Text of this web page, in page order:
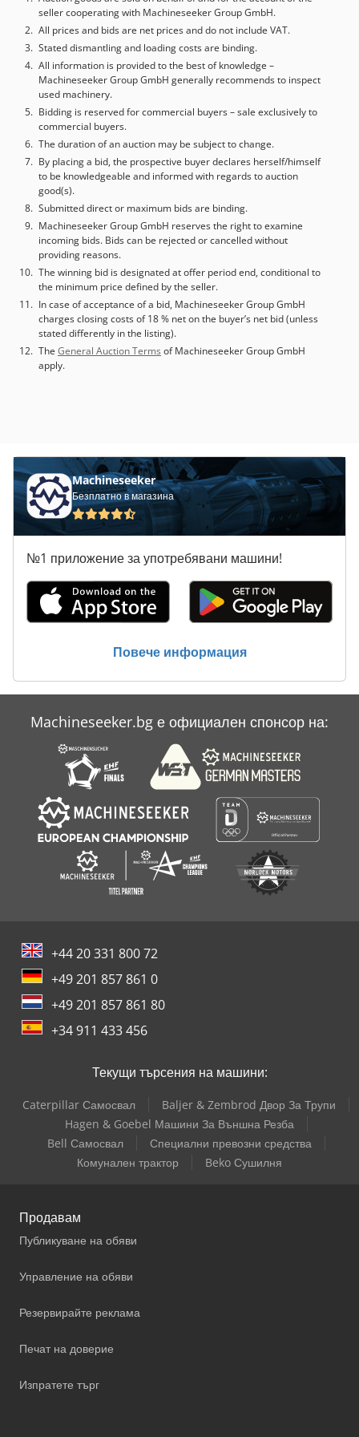
Време за подготовка: ок. 3,5 мин. Макс. консумация на
мощност: Ø ок. 5,9 kW Ел. захранване: 400 V – 3 Ph – 50 Hz
Размери на машината: ок. 3350 x 1300 x 1400 мм (ДxШxВ)
Височина на работната маса: ок. 900 мм Тегло: ок. 620 кг
Размер на смукателния щуцер: Ø 1 x 140 мм
seller cooperating with Machineseeker Group GmbH.
All prices and bids are net prices and do not include VAT.
Stated dismantling and loading costs are binding.
All information is provided to the best of knowledge –
Machineseeker Group GmbH generally recommends to inspect
used machinery.
Bidding is reserved for commercial buyers – sale exclusively to
commercial buyers.
The duration of an auction may be subject to change.
By placing a bid, the prospective buyer declares herself/himself
to be knowledgeable and informed with regards to auction
good(s).
Submitted direct or maximum bids are binding.
Machineseeker Group GmbH reserves the right to examine
incoming bids. Bids can be rejected or cancelled without
providing reasons.
The winning bid is designated at offer period end, conditional to
the minimum price defined by the seller.
In case of acceptance of a bid, Machineseeker Group GmbH
charges closing costs of 18 % net on the buyer’s net bid (unless
stated differently in the listing).
The General Auction Terms of Machineseeker Group GmbH
apply.
Machineseeker
Безплатно в магазина
№1 приложение за употребявани машини!
Повече информация
Machineseeker.bg е официален спонсор на:
+44 20 331 800 72
+49 201 857 861 0
+49 201 857 861 80
+34 911 433 456
Текущи търсения на машини:
Caterpillar Самосвал
Baljer & Zembrod Двор За Трупи
Hagen & Goebel Машини За Външна Резба
Bell Самосвал
Специални превозни средства
Комунален трактор
Beko Сушилня
Продавам
Публикуване на обяви
Управление на обяви
Резервирайте реклама
Печат на доверие
Изпратете търг